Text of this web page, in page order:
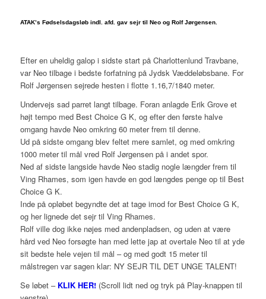
ATAK’s Fødselsdagsløb indl. afd. gav sejr til Neo og Rolf Jørgensen.
Efter en uheldig galop i sidste start på Charlottenlund Travbane,
var Neo tilbage i bedste forfatning på Jydsk Væddeløbsbane. For
Rolf Jørgensen sejrede hesten i flotte 1.16,7/1840 meter.
Undervejs sad parret langt tilbage. Foran anlagde Erik Grove et
højt tempo med Best Choice G K, og efter den første halve
omgang havde Neo omkring 60 meter frem til denne.
Ud på sidste omgang blev feltet mere samlet, og med omkring
1000 meter til mål vred Rolf Jørgensen på i andet spor.
Ned af sidste langside havde Neo stadig nogle længder frem til
Ving Rhames, som igen havde en god længdes penge op til Best
Choice G K.
Inde på opløbet begyndte det at tage imod for Best Choice G K,
og her lignede det sejr til Ving Rhames.
Rolf ville dog ikke nøjes med andenpladsen, og uden at være
hård ved Neo forsøgte han med lette jap at overtale Neo til at yde
sit bedste hele vejen til mål – og med godt 15 meter til
målstregen var sagen klar: NY SEJR TIL DET UNGE TALENT!
Se løbet – KLIK HER!(Scroll lidt ned og tryk på Play-knappen til